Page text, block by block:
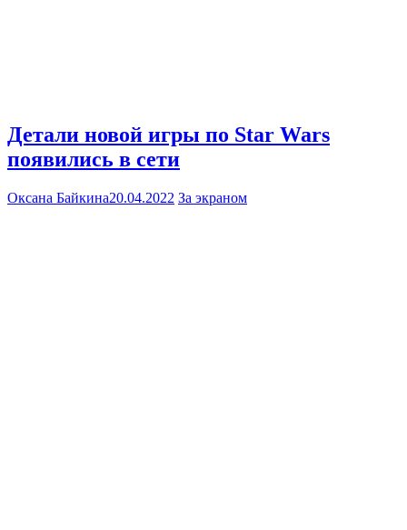
Детали новой игры по Star Wars
появились в сети
Оксана Байкина20.04.2022 За экраном